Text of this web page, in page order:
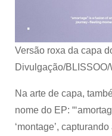
Versão roxa da capa
Divulgação/
Na arte de capa,
nome do EP:
‘montage’,